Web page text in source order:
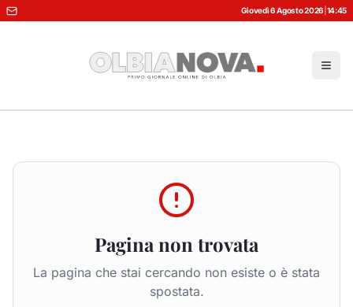
Giovedì 6 Agosto 2026 14:45
Pagina non trovata
La pagina che stai cercando non esiste o è stata
spostata.